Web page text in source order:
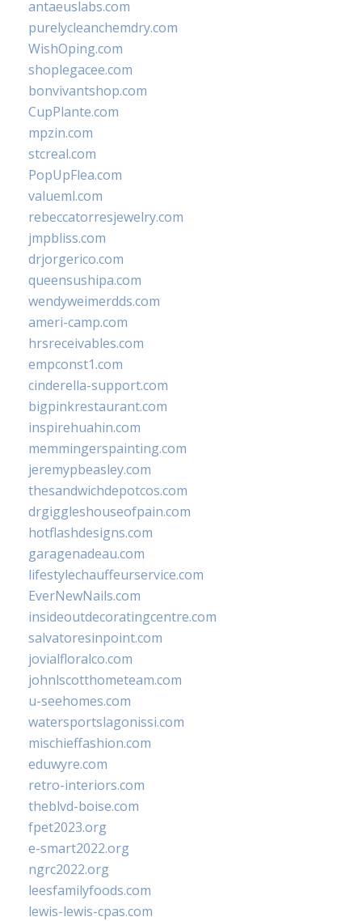
antaeuslabs.com
purelycleanchemdry.com
WishOping.com
shoplegacee.com
bonvivantshop.com
CupPlante.com
mpzin.com
stcreal.com
PopUpFlea.com
valueml.com
rebeccatorresjewelry.com
jmpbliss.com
drjorgerico.com
queensushipa.com
wendyweimerdds.com
ameri-camp.com
hrsreceivables.com
empconst1.com
cinderella-support.com
bigpinkrestaurant.com
inspirehuahin.com
memmingerspainting.com
jeremypbeasley.com
thesandwichdepotcos.com
drgiggleshouseofpain.com
hotflashdesigns.com
garagenadeau.com
lifestylechauffeurservice.com
EverNewNails.com
insideoutdecoratingcentre.com
salvatoresinpoint.com
jovialfloralco.com
johnlscotthometeam.com
u-seehomes.com
watersportslagonissi.com
mischieffashion.com
eduwyre.com
retro-interiors.com
theblvd-boise.com
fpet2023.org
e-smart2022.org
ngrc2022.org
leesfamilyfoods.com
lewis-lewis-cpas.com